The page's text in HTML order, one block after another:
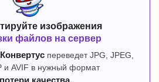
изображения
файлов на сервер
Конвертуспереведет JPG, JPEG,
и AVIF в нужный формат
качества.